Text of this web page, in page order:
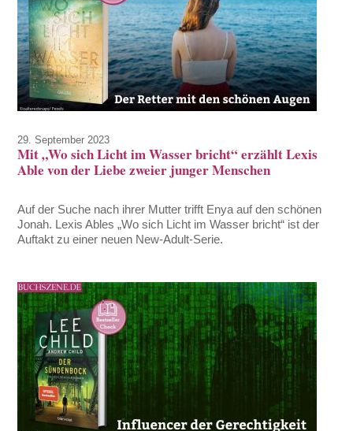
29. September 2023
Mit „Wo sich Licht im Wasser bricht“ erzählt Lexis
Able von der Liebe zweier junger Menschen
Auf der Suche nach ihrer Mutter trifft Enya auf den schönen
Jonah. Lexis Ables „Wo sich Licht im Wasser bricht“ ist der
Auftakt zu einer neuen New-Adult-Serie.